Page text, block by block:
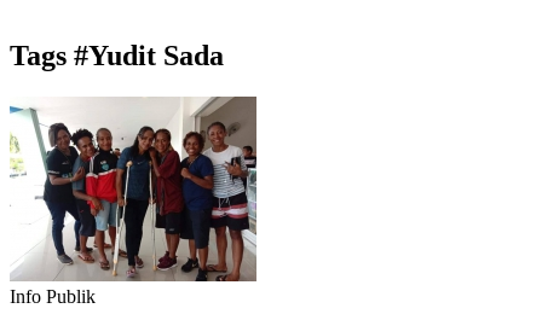
Tags #Yudit Sada
Info Publik